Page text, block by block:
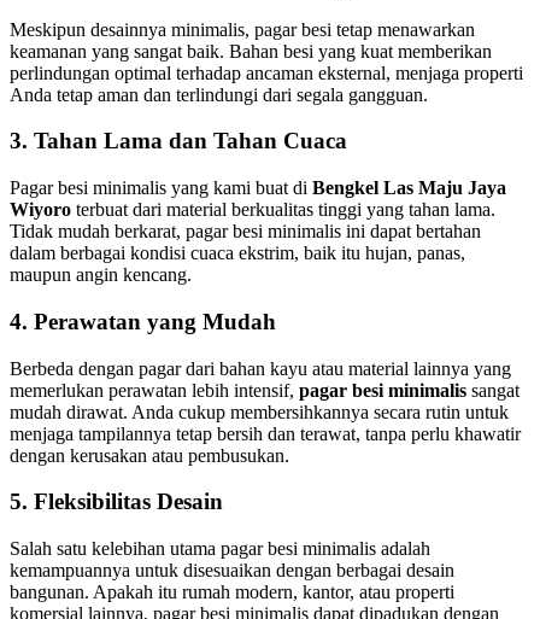
Meskipun desainnya minimalis, pagar besi tetap menawarkan
keamanan yang sangat baik. Bahan besi yang kuat memberikan
perlindungan optimal terhadap ancaman eksternal, menjaga properti
Anda tetap aman dan terlindungi dari segala gangguan.
3. Tahan Lama dan Tahan Cuaca
Pagar besi minimalis yang kami buat di Bengkel Las Maju Jaya
Wiyoro terbuat dari material berkualitas tinggi yang tahan lama.
Tidak mudah berkarat, pagar besi minimalis ini dapat bertahan
dalam berbagai kondisi cuaca ekstrim, baik itu hujan, panas,
maupun angin kencang.
4. Perawatan yang Mudah
Berbeda dengan pagar dari bahan kayu atau material lainnya yang
memerlukan perawatan lebih intensif, pagar besi minimalis sangat
mudah dirawat. Anda cukup membersihkannya secara rutin untuk
menjaga tampilannya tetap bersih dan terawat, tanpa perlu khawatir
dengan kerusakan atau pembusukan.
5. Fleksibilitas Desain
Salah satu kelebihan utama pagar besi minimalis adalah
kemampuannya untuk disesuaikan dengan berbagai desain
bangunan. Apakah itu rumah modern, kantor, atau properti
komersial lainnya, pagar besi minimalis dapat dipadukan dengan